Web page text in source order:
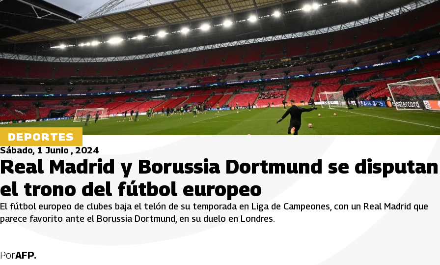
DEPORTES
Sábado, 1 Junio , 2024
Real Madrid y Borussia Dortmund se disputan
el trono del fútbol europeo
El fútbol europeo de clubes baja el telón de su temporada en Liga de Campeones, con un Real Madrid que
parece favorito ante el Borussia Dortmund, en su duelo en Londres.
PorAFP.